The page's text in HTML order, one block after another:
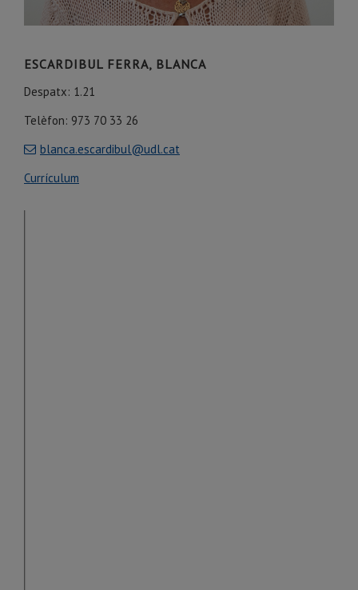
ESCARDIBUL FERRA, BLANCA
Despatx: 1.21
Telèfon: 973 70 33 26
blanca.escardibul@udl.cat
Currículum